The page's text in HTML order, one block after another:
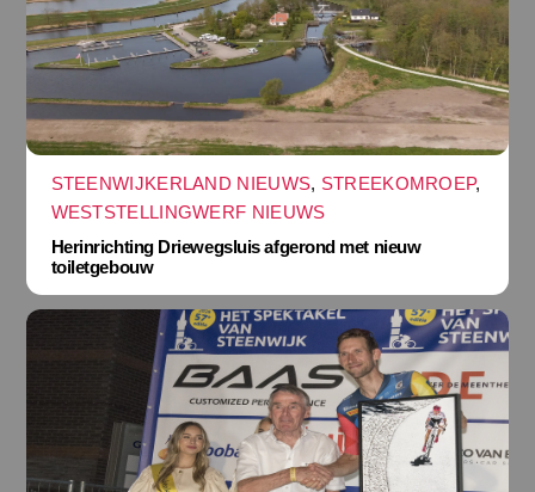
STEENWIJKERLAND NIEUWS, STREEKOMROEP,
WESTSTELLINGWERF NIEUWS
Herinrichting Driewegsluis afgerond met nieuw
toiletgebouw